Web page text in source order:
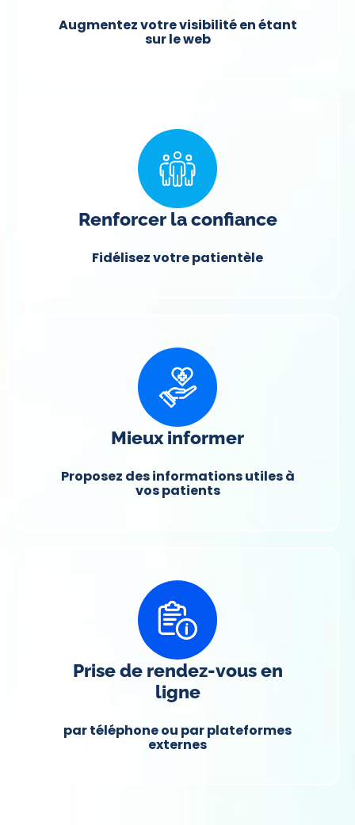
Augmentez votre visibilité en étant
sur le web
Renforcer la confiance
Fidélisez votre patientèle
Mieux informer
Proposez des informations utiles à
vos patients
Prise de rendez-vous en
ligne
par téléphone ou par plateformes
externes